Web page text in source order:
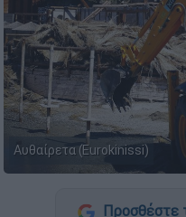
Αυθαίρετα (Eurokinissi)
Προσθέστε